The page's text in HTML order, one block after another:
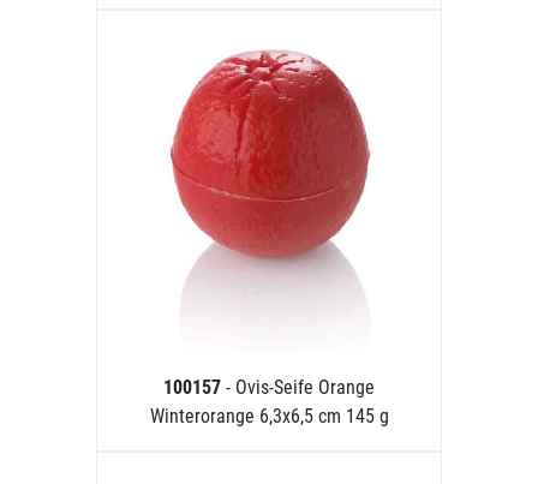
100157 - Ovis-Seife Orange
Winterorange 6,3x6,5 cm 145 g